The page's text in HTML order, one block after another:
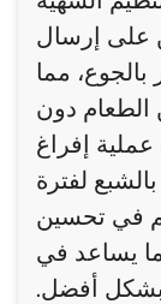
على إرسال
مما
دون
إفراغ
لفترة
في تحسين
يساعد في
بشكل أفضل.